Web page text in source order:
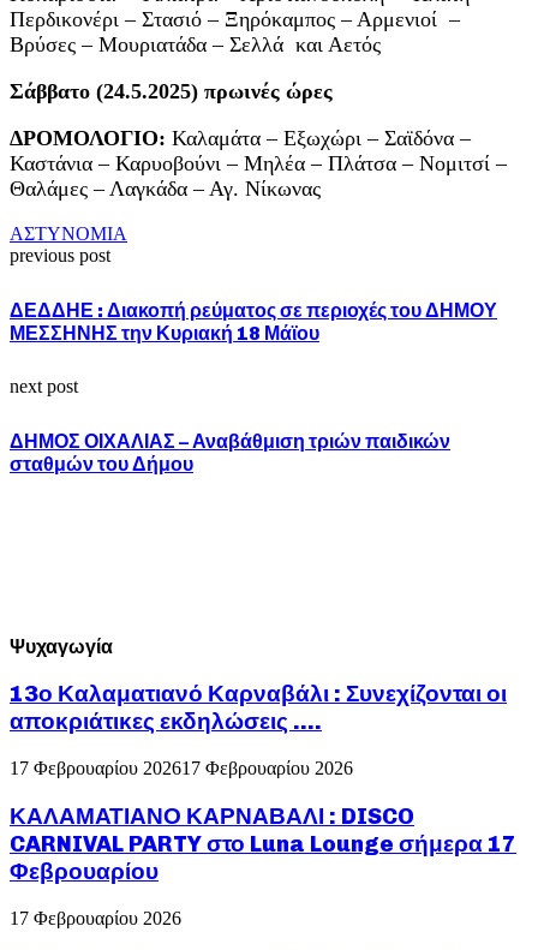
Περδικονέρι – Στασιό – Ξηρόκαμπος – Αρμενιοί –
Βρύσες – Μουριατάδα – Σελλά και Αετός
Σάββατο (24.5.2025) πρωινές ώρες
ΔΡΟΜΟΛΟΓΙΟ: Καλαμάτα – Εξωχώρι – Σαϊδόνα –
Καστάνια – Καρυοβούνι – Μηλέα – Πλάτσα – Νομιτσί –
Θαλάμες – Λαγκάδα – Αγ. Νίκωνας
ΑΣΤΥΝΟΜΙΑ
previous post
ΔΕΔΔΗΕ : Διακοπή ρεύματος σε περιοχές του ΔΗΜΟΥ
ΜΕΣΣΗΝΗΣ την Κυριακή 18 Μάϊου
next post
ΔΗΜΟΣ ΟΙΧΑΛΙΑΣ – Αναβάθμιση τριών παιδικών
σταθμών του Δήμου
Ψυχαγωγία
13ο Καλαματιανό Καρναβάλι : Συνεχίζονται οι
αποκριάτικες εκδηλώσεις ….
17 Φεβρουαρίου 202617 Φεβρουαρίου 2026
ΚΑΛΑΜΑΤΙΑΝΟ ΚΑΡΝΑΒΑΛΙ : DISCO
CARNIVAL PARTY στο Luna Lounge σήμερα 17
Φεβρουαρίου
17 Φεβρουαρίου 2026